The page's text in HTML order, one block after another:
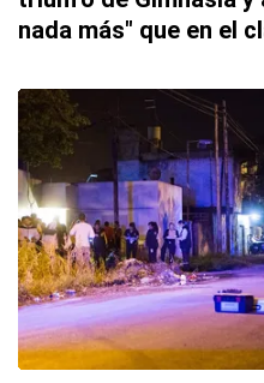
nada más" que en el